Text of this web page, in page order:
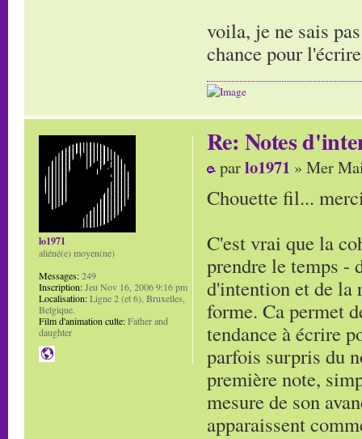
voila, je ne sais
chance pour
Re: Notes
parlo1971 » Mer
Chouette fil...
C'est vrai que la
prendre le temps -
d'intention et de la
forme. Ca permet
tendance à écrire
parfois surpris du
première note,
mesure de son
apparaissent
lo1971
aliéné(e) moyen(ne)
Messages:249
Inscription:Jeu Nov 16, 2006 9:16 pm
Localisation:Ligne 2 (et 6), Bruxelles,
Belgique.
Film d'animation culte:Father and
daughter